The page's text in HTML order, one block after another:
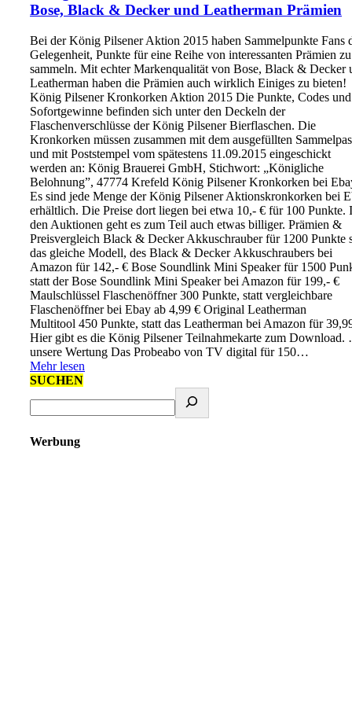
Bose, Black & Decker und Leatherman Prämien
Bei der König Pilsener Aktion 2015 haben Sammelpunkte Fans
Gelegenheit, Punkte für eine Reihe von interessanten Prämien zu
sammeln. Mit echter Markenqualität von Bose, Black & Decker
Leatherman haben die Prämien auch wirklich Einiges zu bieten!
König Pilsener Kronkorken Aktion 2015 Die Punkte, Codes und
Sofortgewinne befinden sich unter den Deckeln der
Flaschenverschlüsse der König Pilsener Bierflaschen. Die
Kronkorken müssen zusammen mit dem ausgefüllten
und mit Poststempel vom spätestens 11.09.2015 eingeschickt
werden an: König Brauerei GmbH, Stichwort: „Königliche
Belohnung”, 47774 Krefeld König Pilsener Kronkorken bei
Es sind jede Menge der König Pilsener Aktionskronkorken bei
erhältlich. Die Preise dort liegen bei etwa 10,- € für 100 Punkte.
den Auktionen geht es zum Teil auch etwas billiger. Prämien &
Preisvergleich Black & Decker Akkuschrauber für 1200 Punkte
das gleiche Modell, des Black & Decker Akkuschraubers bei
Amazon für 142,- € Bose Soundlink Mini Speaker für 1500
statt der Bose Soundlink Mini Speaker bei Amazon für 199,- €
Maulschlüssel Flaschenöffner 300 Punkte, statt vergleichbare
Flaschenöffner bei Ebay ab 4,99 € Original Leatherman
Multitool 450 Punkte, statt das Leatherman bei Amazon für
Hier gibt es die König Pilsener Teilnahmekarte zum
unsere Wertung Das Probeabo von TV digital für 150…
Mehr lesen
SUCHEN
Werbung